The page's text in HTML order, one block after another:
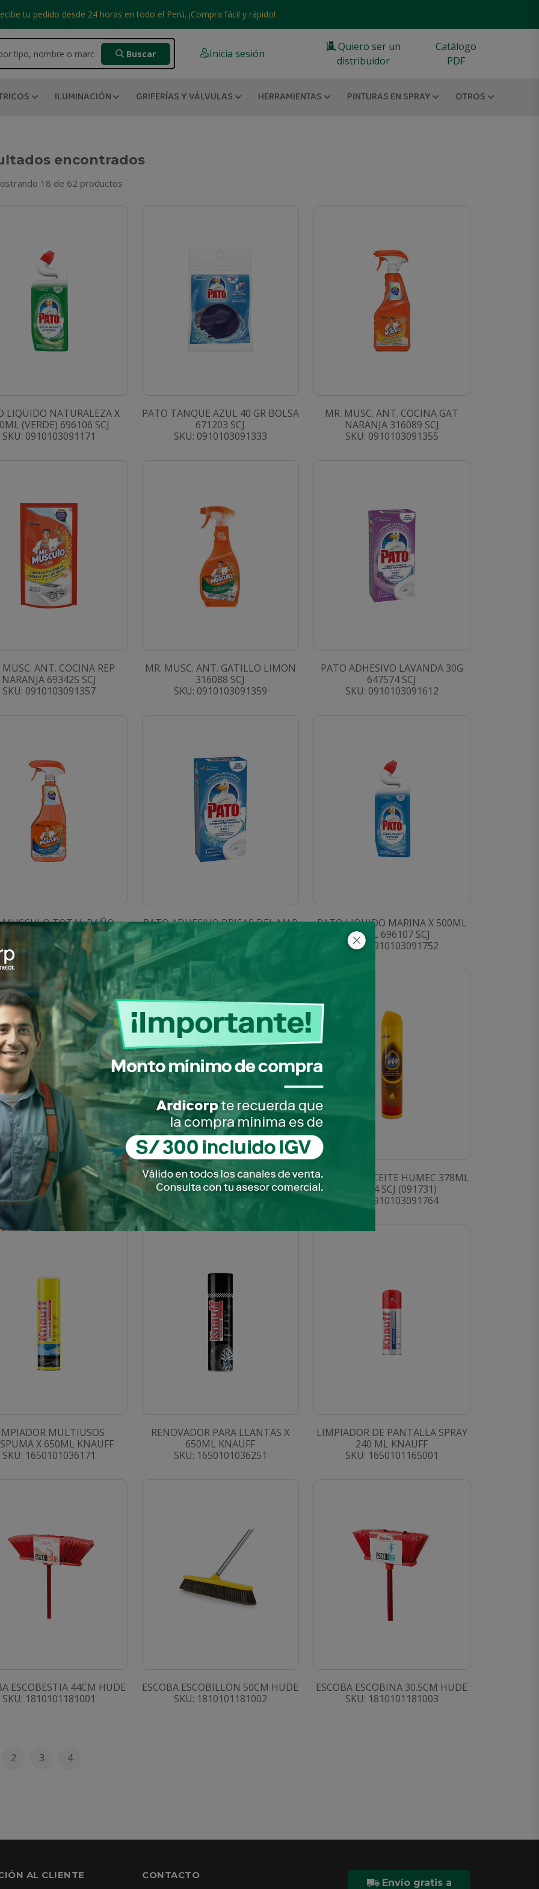
tu pedido desde 24 horas en todo el Perú. ¡Compra fácil y rápido!
Buscar Inicia sesión
Quiero ser un
distribuidor
Catálogo
PDF
ILUMINACIÓN GRIFERÍAS Y VÁLVULAS HERRAMIENTAS PINTURAS EN SPRAY OTROS
encontrados
18 de 62 productos
LIQUIDO NATURALEZA X
(VERDE) 696106 SCJ
SKU: 0910103091171
PATO TANQUE AZUL 40 GR BOLSA
671203 SCJ
SKU: 0910103091333
MR. MUSC. ANT. COCINA GAT
NARANJA 316089 SCJ
SKU: 0910103091355
ANT. COCINA REP
NARANJA 693425 SCJ
SKU: 0910103091357
MR. MUSC. ANT. GATILLO LIMON
316088 SCJ
SKU: 0910103091359
PATO ADHESIVO LAVANDA 30G
647574 SCJ
SKU: 0910103091612
MUSCULO TOTAL BAÑO
GATILLO 316087 SCJ
SKU: 0910103091658
PATO ADHESIVO BRISAS DEL MAR
30G 648947 SCJ
SKU: 0910103091710
PATO LIQUIDO MARINA X 500ML
AZUL 696107 SCJ
SKU: 0910103091752
AE MADERA ORIG 378ML
333090 SCJ (091646)
SKU: 0910103091762
PLEDGE AE NARANJA 378ML
333092 SCJ (091647)
SKU: 0910103091763
PLEDGE AE ACEITE HUMEC 378ML
357094 SCJ (091731)
SKU: 0910103091764
MULTIUSOS
X 650ML KNAUFF
SKU: 1650101036171
RENOVADOR PARA LLANTAS X
650ML KNAUFF
SKU: 1650101036251
LIMPIADOR DE PANTALLA SPRAY
240 ML KNAUFF
SKU: 1650101165001
ESCOBESTIA 44CM HUDE
SKU: 1810101181001
ESCOBA ESCOBILLON 50CM HUDE
SKU: 1810101181002
ESCOBA ESCOBINA 30.5CM HUDE
SKU: 1810101181003
2 3 4
AL CLIENTE CONTACTO
Envío gratis a